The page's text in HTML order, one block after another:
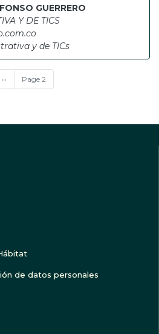
GUERRERO
Y DE TICS
y de TICs
Página
anterior
‹‹ Page 2
de datos personales